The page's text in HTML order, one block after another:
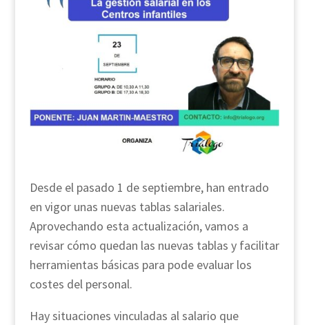
Desde el pasado 1 de septiembre, han entrado
en vigor unas nuevas tablas salariales.
Aprovechando esta actualización, vamos a
revisar cómo quedan las nuevas tablas y facilitar
herramientas básicas para pode evaluar los
costes del personal.
Hay situaciones vinculadas al salario que